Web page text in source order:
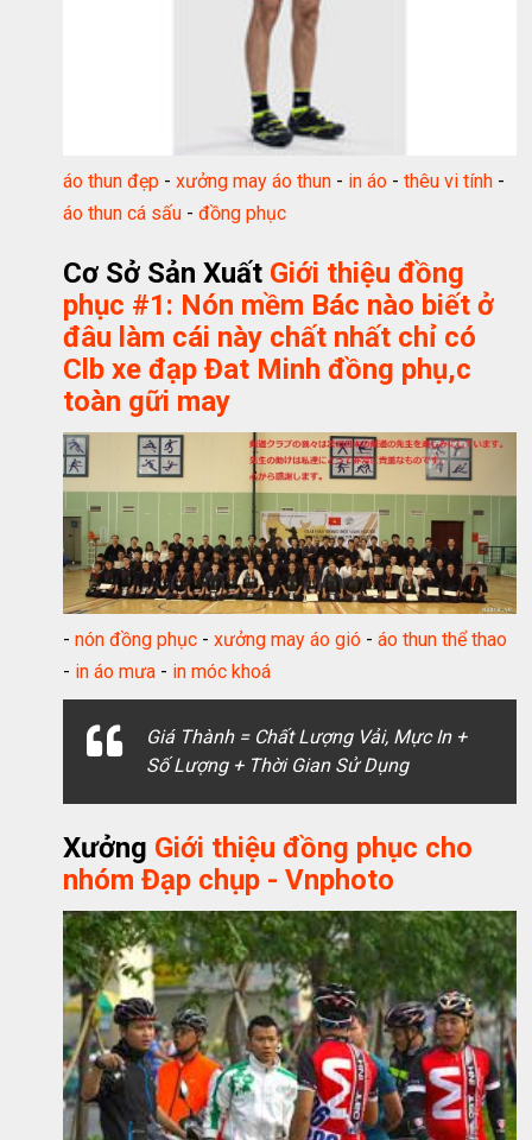
áo thun đẹp -xưởng may áo thun - in áo -thêu vi tính -
áo thun cá sấu -đồng phục
Cơ Sở Sản Xuất Giới thiệu đồng
phục #1: Nón mềm Bác nào biết ở
đâu làm cái này chất nhất chỉ có
Clb xe đạp Đat Minh đồng phụ,c
toàn gữi may
-nón đồng phục -xưởng may áo gió -áo thun thể thao
- in áo mưa - in móc khoá
Giá Thành = Chất Lượng Vải, Mực In +
Số Lượng + Thời Gian Sử Dụng
Xưởng Giới thiệu đồng phục cho
nhóm Đạp chụp - Vnphoto